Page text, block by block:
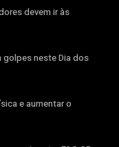
devem ir às
golpes neste Dia dos
e aumentar o